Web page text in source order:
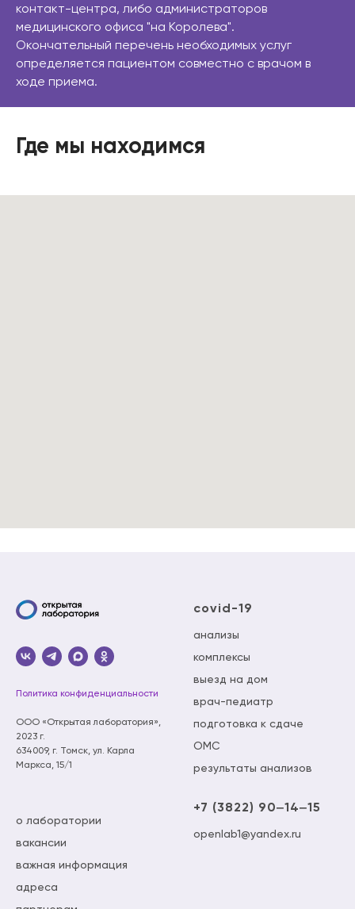
контакт-центра, либо администраторов
медицинского офиса "на Королева".
Окончательный перечень необходимых услуг
определяется пациентом совместно с врачом в
ходе приема.
Где мы находимся
Политика конфиденциальности
ООО «Открытая лаборатория»,
2023 г.
634009, г. Томск, ул. Карла
Маркса, 15/1
covid-19
анализы
комплексы
выезд на дом
врач-педиатр
подготовка к сдаче
ОМС
результаты анализов
о лаборатории
вакансии
важная информация
адреса
+7 (3822) 90‒14‒15
openlab1@yandex.ru